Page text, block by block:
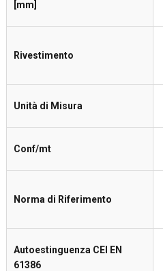
[mm]
Rivestimento
Unità di Misura
Conf/mt
Norma di Riferimento
Autoestinguenza CEI EN
61386